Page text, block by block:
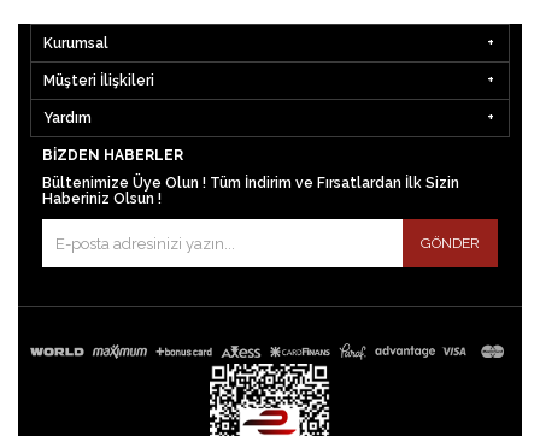
Kurumsal
Müşteri İlişkileri
Yardım
BIZDEN HABERLER
Bültenimize Üye Olun ! Tüm İndirim ve Fırsatlardan İlk Sizin
Haberiniz Olsun !
GÖNDER